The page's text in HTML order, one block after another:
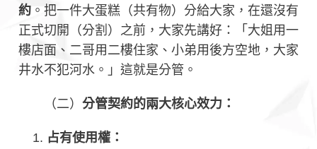
約 。把一件大蛋糕（共有物）分給大家，在還沒有
正式切開（分割）之前，大家先講好：「大姐用一
樓店面、二哥用二樓住家、小弟用後方空地，大家
井水不犯河水。」這就是分管。
（二） 分管契約的兩大核心效力：
占有使用權：